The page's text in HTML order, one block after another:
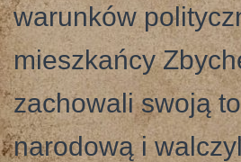
warunków
mieszkańcy
zachowali swoją
narodową i